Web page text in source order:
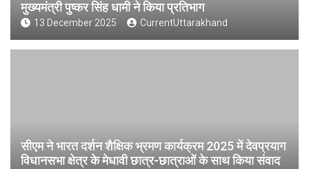
मुख्यमंत्री पुष्कर सिंह धामी ने किया प्रतिभाग
13 December 2025 CurrentUttarakhand
सीएम ने भारत दर्शन शैक्षिक भ्रमण कार्यक्रम 2025 में देवप्रयाग
विधानसभा क्षेत्र के मेधावी छात्र-छात्राओं के साथ किया संवाद